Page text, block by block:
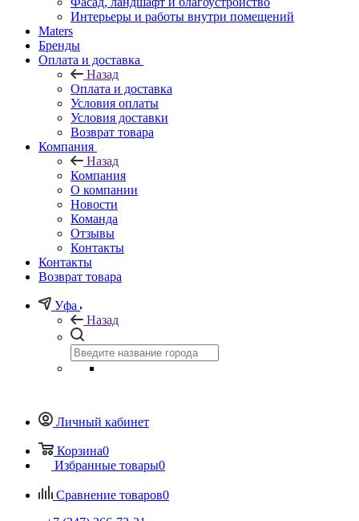
Интерьеры и работы внутри помещений
Maters
Бренды
Оплата и доставка
Назад
Оплата и доставка
Условия оплаты
Условия доставки
Возврат товара
Компания
Назад
Компания
О компании
Новости
Команда
Отзывы
Контакты
Контакты
Возврат товара
Уфа
Назад
Личный кабинет
Корзина0
Избранные товары0
Сравнение товаров0